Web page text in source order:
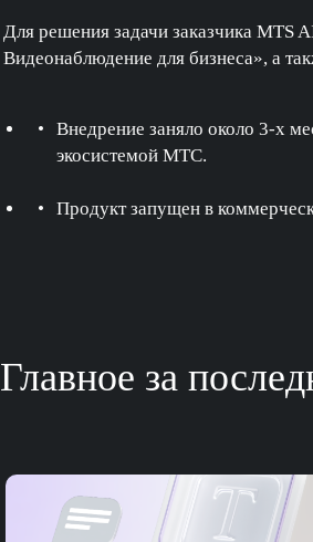
Для решения задачи заказчика MTS
Видеонаблюдение для бизнеса», а
Внедрение заняло около 3-х
экосистемой МТС.
Продукт запущен в
Главное за